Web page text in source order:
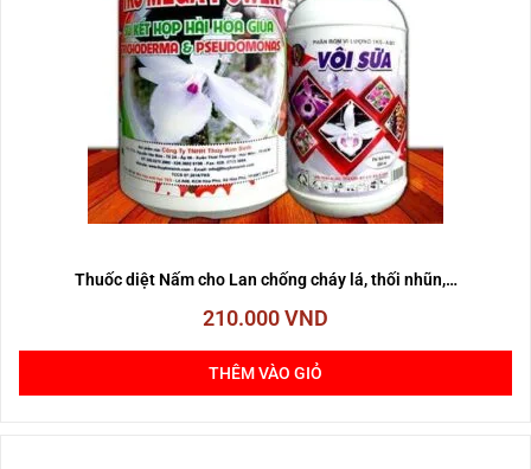
Thuốc diệt Nấm cho Lan chống cháy lá, thối nhũn,…
210.000VND
THÊM VÀO GIỎ